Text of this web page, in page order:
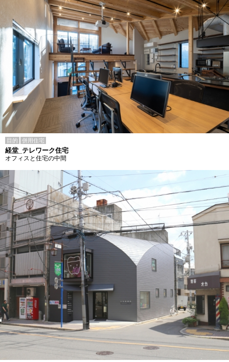
目的 併用住宅
経堂_テレワーク住宅
オフィスと住宅の中間